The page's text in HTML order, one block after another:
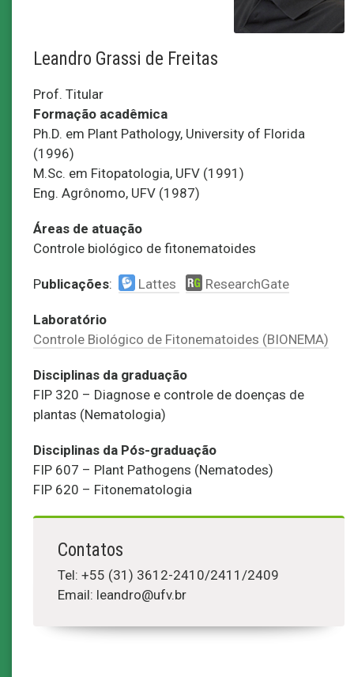
Leandro Grassi de Freitas
Prof. Titular
Formação acadêmica
Ph.D. em Plant Pathology, University of Florida
(1996)
M.Sc. em Fitopatologia, UFV (1991)
Eng. Agrônomo, UFV (1987)
Áreas de atuação
Controle biológico de fitonematoides
Publicações: Lattes ResearchGate
Laboratório
Controle Biológico de Fitonematoides (BIONEMA)
Disciplinas da graduação
FIP 320 – Diagnose e controle de doenças de
plantas (Nematologia)
Disciplinas da Pós-graduação
FIP 607 – Plant Pathogens (Nematodes)
FIP 620 – Fitonematologia
Contatos
Tel: +55 (31) 3612-2410/2411/2409
Email: leandro@ufv.br